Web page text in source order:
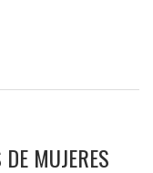
MUJERES